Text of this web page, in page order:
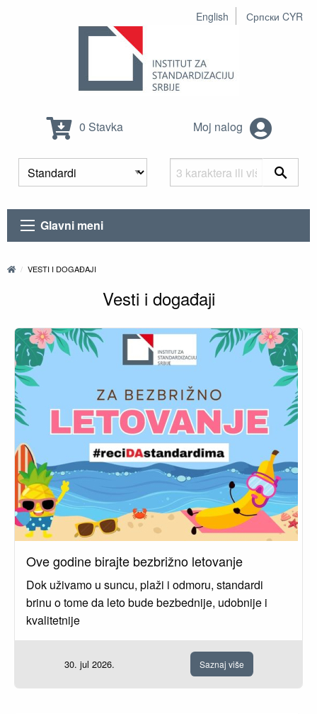
English Српски CYR
0 Stavka Moj nalog
Glavni meni
VESTI I DOGAĐAJI
Vesti i događaji
Ove godine birajte bezbrižno letovanje
Dok uživamo u suncu, plaži i odmoru, standardi
brinu o tome da leto bude bezbednije, udobnije i
kvalitetnije
30. jul 2026. Saznaj više